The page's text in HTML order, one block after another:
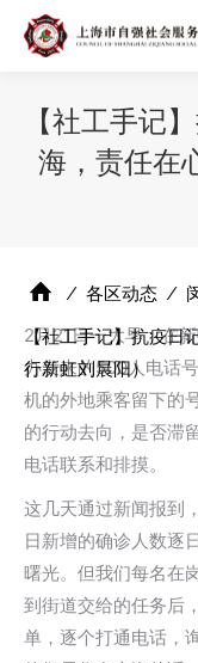
【社工手记
海，责任在
⁄ 各区动态 ⁄
【社工手记】抗疫日
行新虹刘晨阳）
2月21日一大早，在
办发来的500人电话
机的外地乘客留下的
的行动去向，是否滞
电话联系和排摸。
这几天通过新闻报到
日新增的确诊人数逐
曙光。但我们每名在
到街道交给的任务后
单，逐个打通电话，